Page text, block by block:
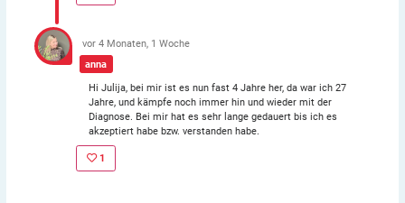
anna
vor 4 Monaten, 1 Woche
Hi Julija, bei mir ist es nun fast 4 Jahre her, da war ich 27
Jahre, und kämpfe noch immer hin und wieder mit der
Diagnose. Bei mir hat es sehr lange gedauert bis ich es
akzeptiert habe bzw. verstanden habe.
1